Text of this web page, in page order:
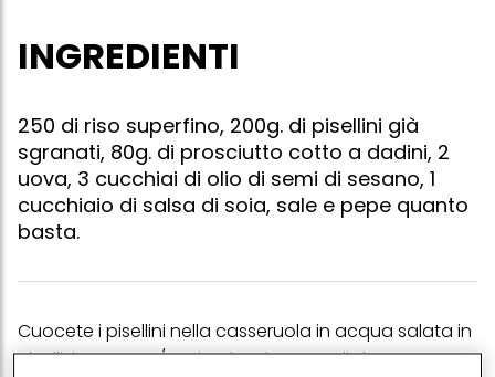
INGREDIENTI
250 di riso superfino, 200g. di pisellini già
sgranati, 80g. di prosciutto cotto a dadini, 2
uova, 3 cucchiai di olio di semi di sesano, 1
cucchiaio di salsa di soia, sale e pepe quanto
basta.
Cuocete i pisellini nella casseruola in acqua salata in
ebollizione per 4/5 minuti, poi metteteli da parte. se